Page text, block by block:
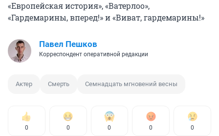
«Европейская история», «Ватерлоо»,
«Гардемарины, вперед!» и «Виват, гардемарины!»
Павел Пешков
Корреспондент оперативной редакции
Актер Смерть Семнадцать мгновений весны
0 0 0 0 0